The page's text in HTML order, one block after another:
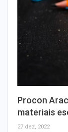
Procon
materiais
27 dez, 2022